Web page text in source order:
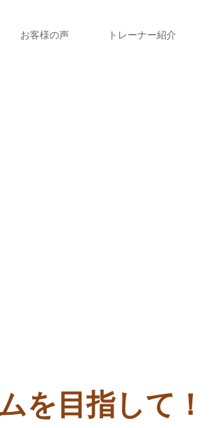
お客様の声 トレーナー紹介
を目指して！